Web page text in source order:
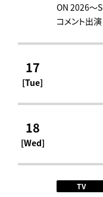
ON 2026～
コメント出演
17
[Tue]
18
[Wed]
TV